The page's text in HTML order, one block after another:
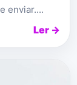
enviar....
Ler →